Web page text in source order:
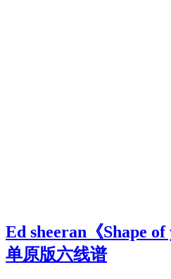
Ed sheeran《Shape
单原版六线谱